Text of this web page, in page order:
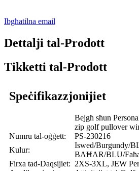
Ibgħatilna email
Dettalji tal-Prodott
Tikketti tal-Prodott
Speċifikazzjonijiet
Bejgħ sħun
zip golf pullover
Numru tal-oġġett:
PS-230216
Kulur:
Iswed/Burgundy/
BAĦAR/BLU/
Firxa tad-Daqsijiet: 2XS-3XL, JEW